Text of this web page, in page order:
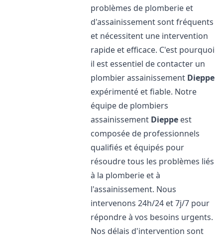
problèmes de plomberie et
d'assainissement sont fréquents
et nécessitent une intervention
rapide et efficace. C'est pourquoi
il est essentiel de contacter un
plombier assainissement Dieppe
expérimenté et fiable. Notre
équipe de plombiers
assainissement Dieppe est
composée de professionnels
qualifiés et équipés pour
résoudre tous les problèmes liés
à la plomberie et à
l'assainissement. Nous
intervenons 24h/24 et 7j/7 pour
répondre à vos besoins urgents.
Nos délais d'intervention sont